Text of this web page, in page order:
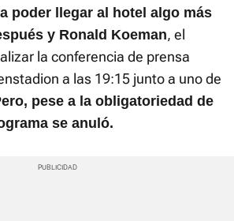
poder llegar al hotel algo más
y Ronald Koeman, el
la conferencia de prensa
a las 19:15 junto a uno de
pese a la obligatoriedad de
se anuló.